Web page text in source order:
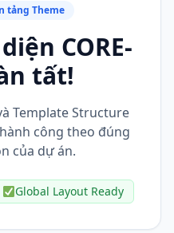
tảng Theme
CORE-
tất!
Template Structure
công theo đúng
của dự án.
Global Layout Ready